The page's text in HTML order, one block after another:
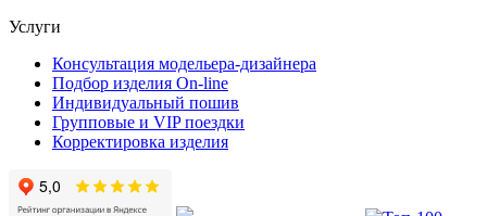
Услуги
Консультация модельера-дизайнера
Подбор изделия On-line
Индивидуальный пошив
Групповые и VIP поездки
Корректировка изделия